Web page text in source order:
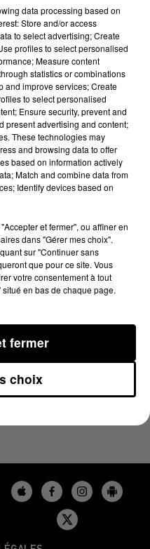
12/2023 À 10H00
data processing based on
Store and/or access
to select advertising; Create
profiles to select personalised
Measure content
statistics or combinations
and improve services; Create
to select personalised
Ensure security, prevent and
present advertising and content;
These technologies may
and browsing data to offer
based on information actively
Match and combine data from
Identify devices based on
et fermer", ou affiner en
dans "Gérer mes choix".
sur "Continuer sans
que pour ce site. Vous
votre consentement à tout
en bas de chaque page.
choix
fermer